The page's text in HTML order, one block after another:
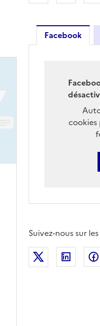
Facebook
Passer
Retour
Suivez-nous sur